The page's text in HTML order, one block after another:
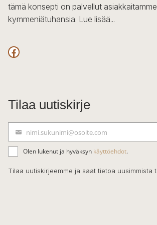
tämä konsepti on palvellut
kymmeniätuhansia. Lue lisää...
Facebook
Tilaa uutiskirje
ä
h
k
nimi.sukunimi@osoite.com
Olen lukenut ja hyväksyn käyttöehdot.
Tilaa uutiskirjeemme ja saat tietoa uusimmista